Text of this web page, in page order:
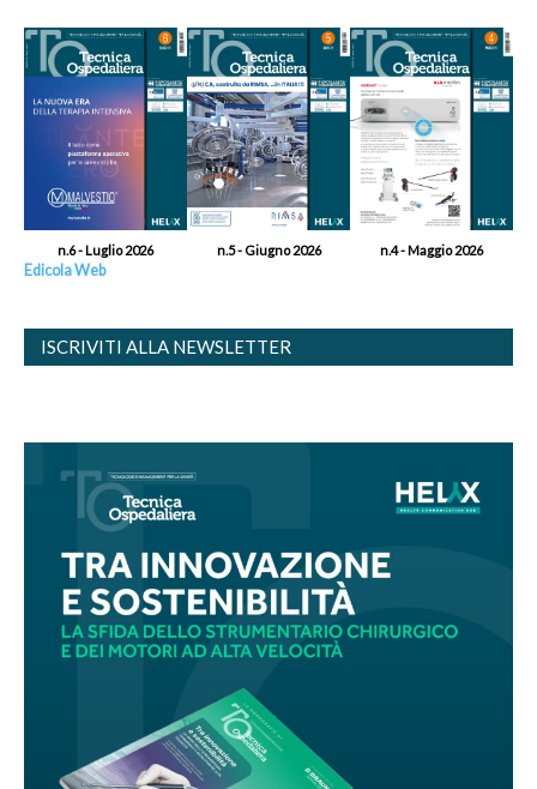
n.6 - Luglio 2026 n.5 - Giugno 2026 n.4 - Maggio 2026
Edicola Web
ISCRIVITI ALLA NEWSLETTER